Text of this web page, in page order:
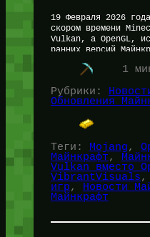
19 Февраля 2026
скором времени
Vulkan, а OpenGL,
ранних версий
И OpenGl и Vulcan…
1
Рубрики:
Обновления
Теги: Mojang,
Майнкрафт,
Vulkan вместо
VibrantVisuals,
игр, Новости
Майнкрафт